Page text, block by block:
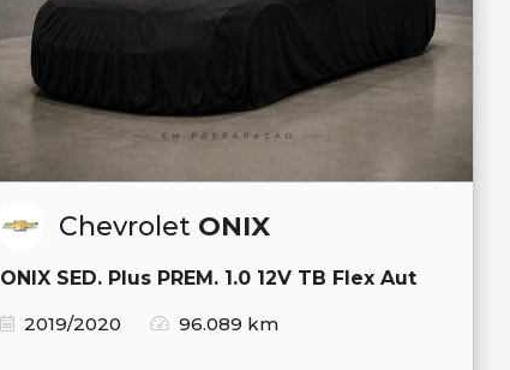
Chevrolet ONIX
ONIX SED. Plus PREM. 1.0 12V TB Flex Aut
2019/2020
96.089 km